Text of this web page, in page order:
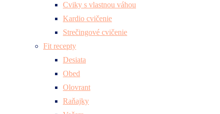
Cviky s vlastnou váhou
Kardio cvičenie
Strečingové cvičenie
Fit recepty
Desiata
Obed
Olovrant
Raňajky